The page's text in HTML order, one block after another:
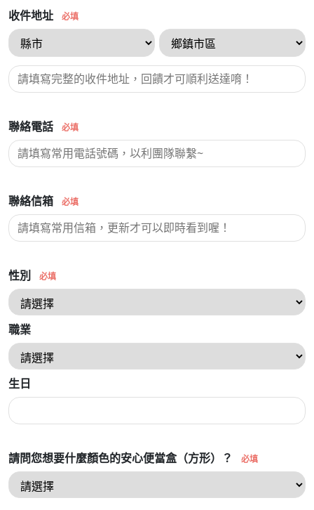
收件地址 必填
聯絡電話 必填
聯絡信箱 必填
生日
性別 必填
職業
請問您想要什麼顏色的安心便當盒（方形）？ 必填